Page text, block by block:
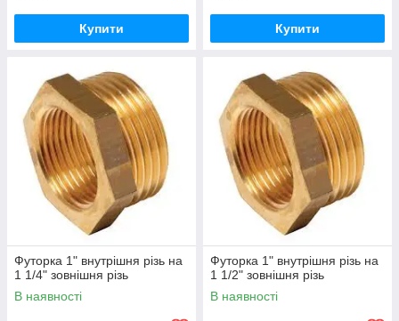
Купити Купити
Футорка 1" внутрішня різь на
1 1/4" зовнішня різь
В наявності
Футорка 1" внутрішня різь на
1 1/2" зовнішня різь
В наявності